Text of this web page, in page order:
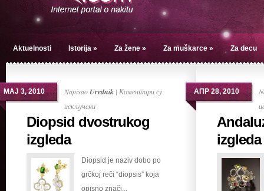
Aktuelnosti Istorija » Za žene » Za muškarce » Za decu
МАЈ 3, 2010 Napisao Urednik | Коментари су
искљученина
Diopsid
Diopsid dvostrukog
izgleda
Diopsid je naziv dobo po
grčkoj reči “diopsis” koja
opisno znači...
АПР 28, 2010